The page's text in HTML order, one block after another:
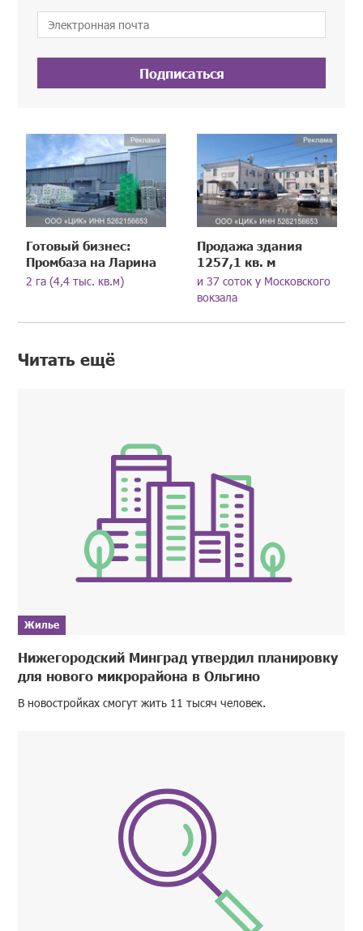
Подписаться
Готовый бизнес:
Промбаза на Ларина
2 га (4,4 тыс. кв.м)
Продажа здания
1257,1 кв. м
и 37 соток у Московского
вокзала
Читать ещё
Жилье
Нижегородский Минград утвердил планировку
для нового микрорайона в Ольгино
В новостройках смогут жить 11 тысяч человек.